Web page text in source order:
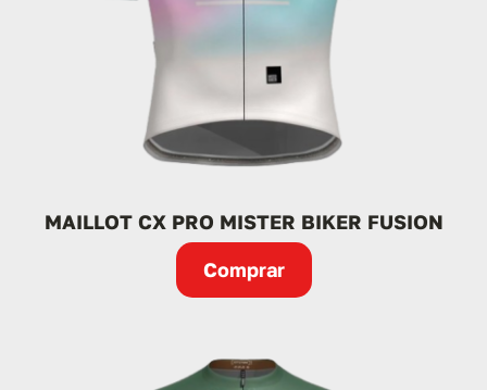
MAILLOT CX PRO MISTER BIKER FUSION
Comprar